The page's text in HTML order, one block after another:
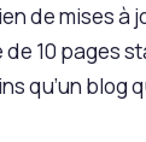
de mises à
de 10 pages
qu’un blog